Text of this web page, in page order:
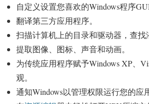
自定义设置您喜欢的Windows程序GUI
翻译第三方应用程序。
扫描计算机上的目录和驱动器，查找
提取图像、图标、声音和动画。
为传统应用程序赋予Windows XP、
观。
通知Windows以管理权限运行您的应